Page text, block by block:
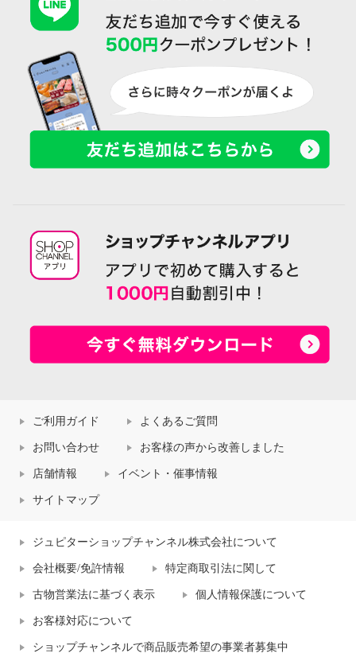
ご利用ガイド よくあるご質問
お問い合わせ お客様の声から改善しました
店舗情報 イベント・催事情報
サイトマップ
ジュピターショップチャンネル株式会社について
会社概要/免許情報 特定商取引法に関して
古物営業法に基づく表示 個人情報保護について
お客様対応について
ショップチャンネルで商品販売希望の事業者募集中